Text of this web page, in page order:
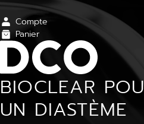
Compte
Panier
BIOCLEAR
UN DIASTÈME